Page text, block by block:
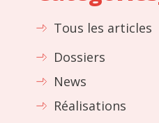
Tous les articles
Dossiers
News
Réalisations